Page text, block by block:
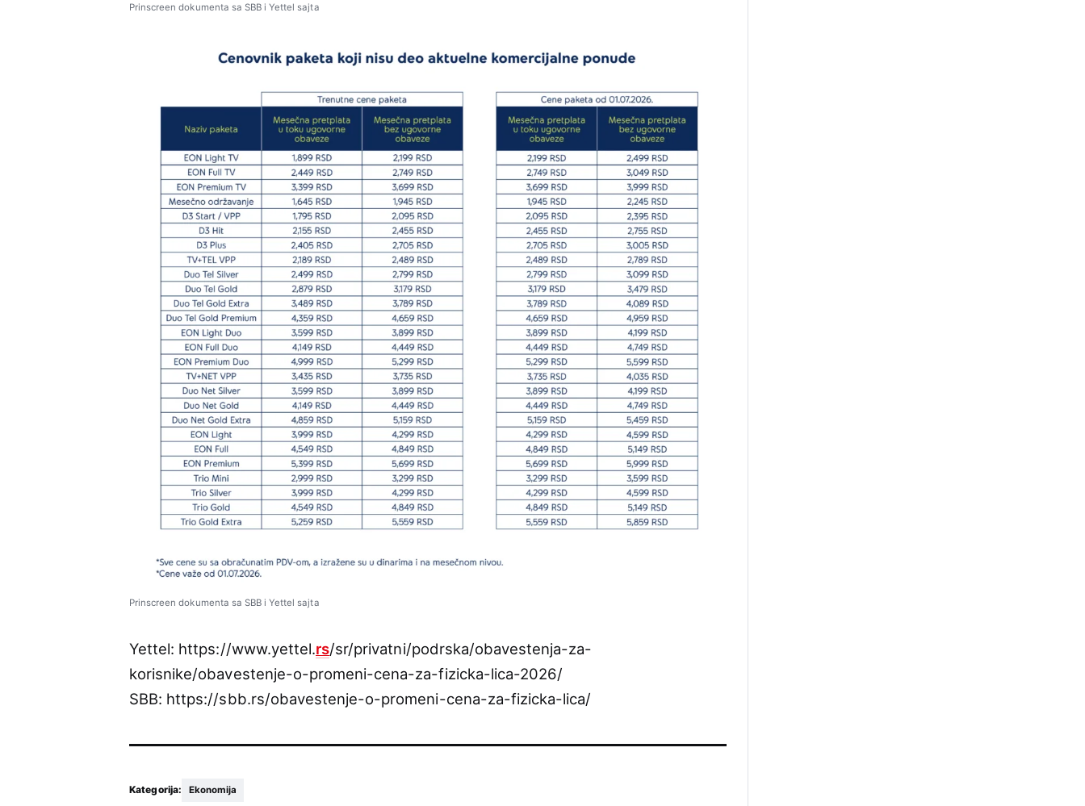
Prinscreen dokumenta sa SBB i Yettel sajta
Prinscreen dokumenta sa SBB i Yettel sajta
Yettel: https://www.yettel.rs/sr/privatni/podrska/obavestenja-za-
korisnike/obavestenje-o-promeni-cena-za-fizicka-lica-2026/
SBB: https://sbb.rs/obavestenje-o-promeni-cena-za-fizicka-lica/
Kategorija: Ekonomija